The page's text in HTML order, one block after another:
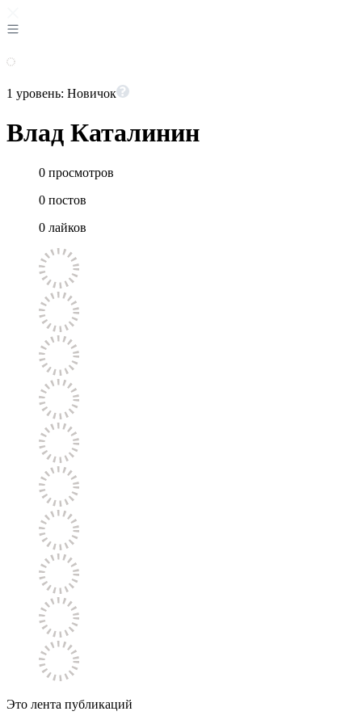
1 уровень: Новичок
Влад Каталинин
0 просмотров
0 постов
0 лайков
Это лента публикаций